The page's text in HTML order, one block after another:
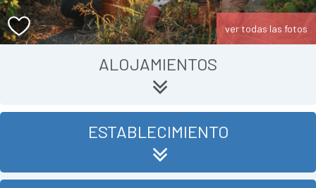
ver todas las fotos
ALOJAMIENTOS
ESTABLECIMIENTO